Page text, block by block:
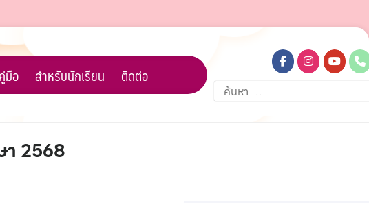
คู่มือ สำหรับนักเรียน ติดต่อ
ค้นหา
สำหรับ:
า 2568